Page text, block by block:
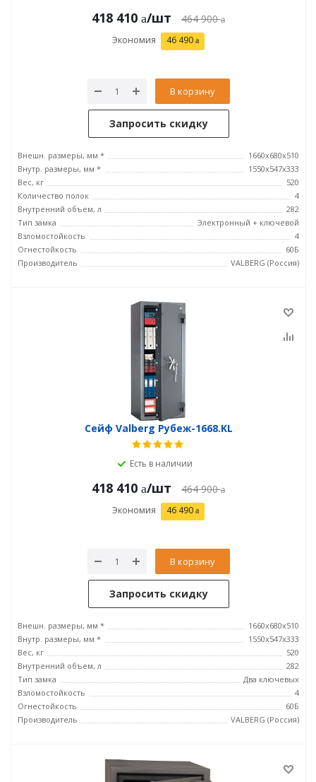
418 410 /шт 464 900
Экономия 46 490
В корзину
Запросить скидку
Внешн. размеры, мм *
1660x680x510
Внутр. размеры, мм *
1550x547x333
Вес, кг
520
Количество полок
4
Внутренний объем, л
282
Тип замка
Электронный + ключевой
Взломостойкость
4
Огнестойкость
60Б
Производитель
VALBERG (Россия)
Сейф Valberg Рубеж-1668.KL
Есть в наличии
418 410 /шт 464 900
Экономия 46 490
В корзину
Запросить скидку
Внешн. размеры, мм *
1660x680x510
Внутр. размеры, мм *
1550x547x333
Вес, кг
520
Внутренний объем, л
282
Тип замка
Два ключевых
Взломостойкость
4
Огнестойкость
60Б
Производитель
VALBERG (Россия)